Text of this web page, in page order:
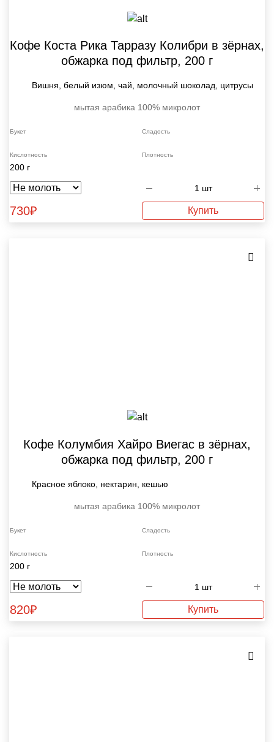
Кофе Коста Рика Тарразу Колибри в зёрнах,
обжарка под фильтр, 200 г
Вишня, белый изюм, чай, молочный шоколад, цитрусы
мытая арабика 100% микролот
Букет Сладость
Кислотность Плотность
200 г
730₽ Купить
Кофе Колумбия Хайро Виегас в зёрнах,
обжарка под фильтр, 200 г
Красное яблоко, нектарин, кешью
мытая арабика 100% микролот
Букет Сладость
Кислотность Плотность
200 г
820₽ Купить